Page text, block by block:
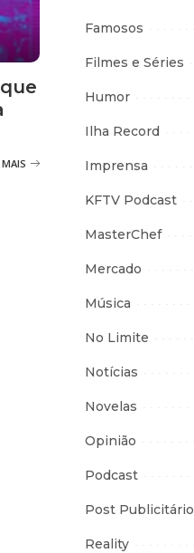
MAIS
Famosos
Filmes e Séries
Humor
Ilha Record
Imprensa
KFTV Podcast
MasterChef
Mercado
Música
No Limite
Notícias
Novelas
Opinião
Podcast
Post Publicitário
Reality